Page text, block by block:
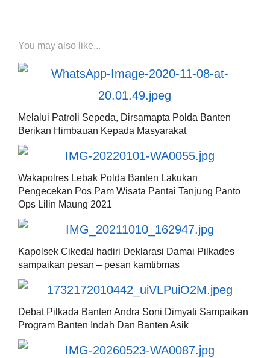
You may also like...
Melalui Patroli Sepeda, Dirsamapta Polda Banten
Berikan Himbauan Kepada Masyarakat
Wakapolres Lebak Polda Banten Lakukan
Pengecekan Pos Pam Wisata Pantai Tanjung Panto
Ops Lilin Maung 2021
Kapolsek Cikedal hadiri Deklarasi Damai Pilkades
sampaikan pesan – pesan kamtibmas
Debat Pilkada Banten Andra Soni Dimyati Sampaikan
Program Banten Indah Dan Banten Asik